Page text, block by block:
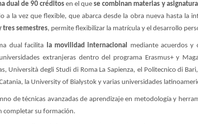
dual de 90 créditos en el quese combinan materias y
a la vez que flexible, que abarca desde la obra nueva hasta la
tres semestres, permite flexibilizar la matrícula y el desarrollo
dual facilita la movilidad internacional mediante acuerdos y
extranjeras dentro del programa Erasmus+ y
Università degli Studi di Roma La Sapienza, el Politecnico di
la University of Bialystok y varias universidades
de técnicas avanzadas de aprendizaje en metodología y
completar su formación.